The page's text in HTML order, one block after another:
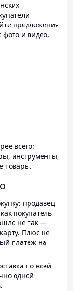
предложения
фото и видео,
всего:
инструменты,
товары.
продавец
покупатель
не так —
Плюс не
платёж на
по всей
одной